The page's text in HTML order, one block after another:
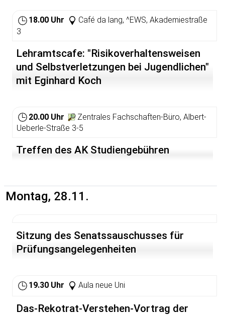
18.00 Uhr
Café da lang, ^EWS, Akademiestraße
3
Lehramtscafe: "Risikoverhaltensweisen
und Selbstverletzungen bei Jugendlichen"
mit Eginhard Koch
20.00 Uhr
Zentrales Fachschaften-Büro, Albert-
Ueberle-Straße 3-5
Treffen des AK Studiengebühren
Montag, 28.11.
Sitzung des Senatssauschusses für
Prüfungsangelegenheiten
19.30 Uhr Aula neue Uni
Das-Rekotrat-Verstehen-Vortrag der